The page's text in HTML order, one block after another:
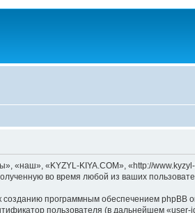
«наш», «KYZYL-KIYA.COM», «http://
во время любой из ваших
программным обеспечением phpBB
пользователя (в дальнейшем